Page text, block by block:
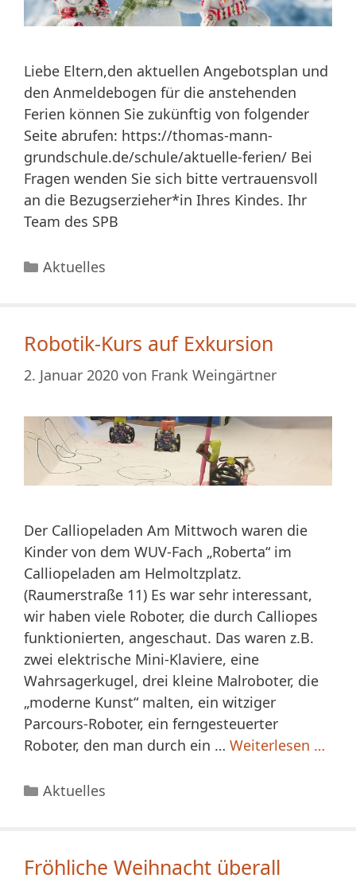
Liebe Eltern,den aktuellen Angebotsplan und
den Anmeldebogen für die anstehenden
Ferien können Sie zukünftig von folgender
Seite abrufen: https://thomas-mann-
grundschule.de/schule/aktuelle-ferien/ Bei
Fragen wenden Sie sich bitte vertrauensvoll
an die Bezugserzieher*in Ihres Kindes. Ihr
Team des SPB
Kategorien
Aktuelles
Robotik-Kurs auf Exkursion
2. Januar 2020 von Frank Weingärtner
Der Calliopeladen Am Mittwoch waren die
Kinder von dem WUV-Fach „Roberta“ im
Calliopeladen am Helmoltzplatz.
(Raumerstraße 11) Es war sehr interessant,
wir haben viele Roboter, die durch Calliopes
funktionierten, angeschaut. Das waren z.B.
zwei elektrische Mini-Klaviere, eine
Wahrsagerkugel, drei kleine Malroboter, die
„moderne Kunst“ malten, ein witziger
Parcours-Roboter, ein ferngesteuerter
Roboter, den man durch ein … Weiterlesen …
Kategorien
Aktuelles
Fröhliche Weihnacht überall